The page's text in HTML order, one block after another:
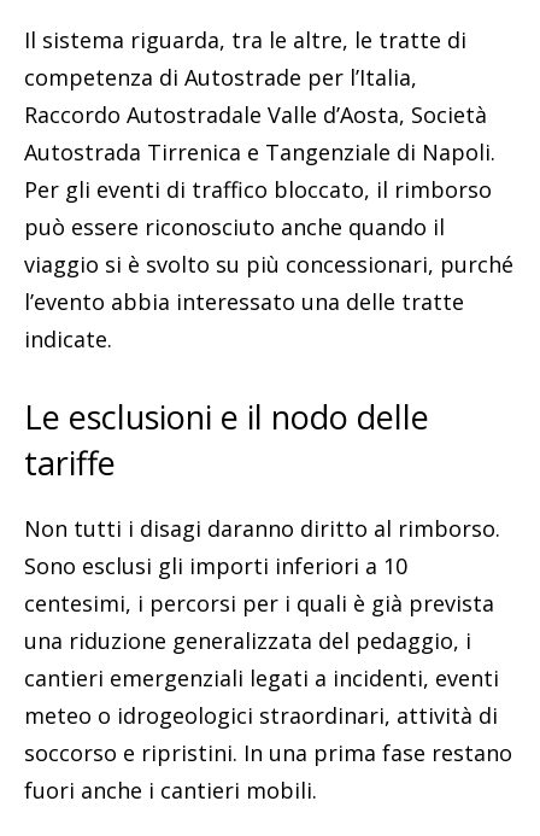
Il sistema riguarda, tra le altre, le tratte di
competenza di Autostrade per l’Italia,
Raccordo Autostradale Valle d’Aosta, Società
Autostrada Tirrenica e Tangenziale di Napoli.
Per gli eventi di traffico bloccato, il rimborso
può essere riconosciuto anche quando il
viaggio si è svolto su più concessionari, purché
l’evento abbia interessato una delle tratte
indicate.
Le esclusioni e il nodo delle
tariffe
Non tutti i disagi daranno diritto al rimborso.
Sono esclusi gli importi inferiori a 10
centesimi, i percorsi per i quali è già prevista
una riduzione generalizzata del pedaggio, i
cantieri emergenziali legati a incidenti, eventi
meteo o idrogeologici straordinari, attività di
soccorso e ripristini. In una prima fase restano
fuori anche i cantieri mobili.